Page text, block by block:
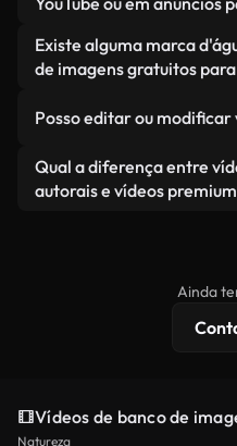
alinhado com nossos
embora isso seja
Sim. Todas as imagens
podem ser usadas em
de clientes — desde que
como um produto
Existe alguma marca
de imagens gratuitos
reais ou gerados por IA
Você recebe imagens
Posso editar ou
Sim. Você pode cortar,
vídeos livremente.
Qual a diferença entre
autorais e vídeos
licenciamento
Ainda
Vídeos de banco de
Natureza